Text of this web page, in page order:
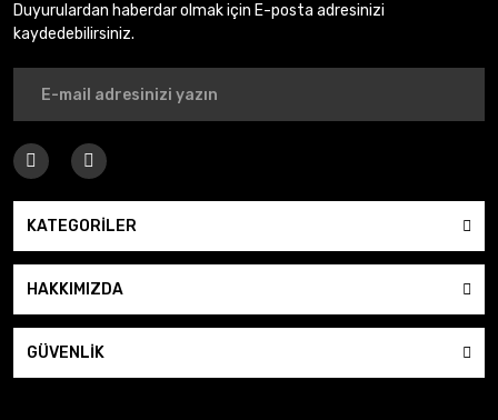
Duyurulardan haberdar olmak için E-posta adresinizi
kaydedebilirsiniz.
KATEGORİLER
HAKKIMIZDA
GÜVENLİK